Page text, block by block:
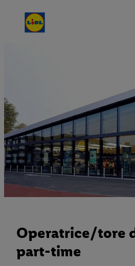
Operatrice/tore
part-time